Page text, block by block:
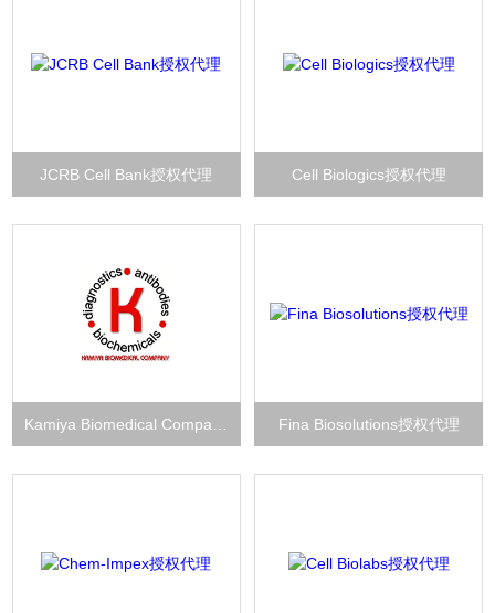
JCRB Cell Bank授权代理 Cell Biologics授权代理
Fina Biosolutions授权代理